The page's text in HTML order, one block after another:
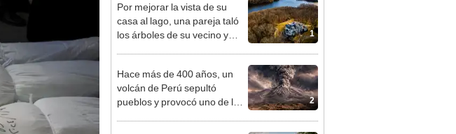
1
Por mejorar la vista de su
casa al lago, una pareja taló
los árboles de su vecino y
2
Hace más de 400 años, un
volcán de Perú sepultó
pueblos y provocó uno de los